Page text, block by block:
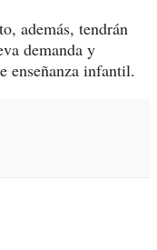
tendrán
demanda y
enseñanza infantil.